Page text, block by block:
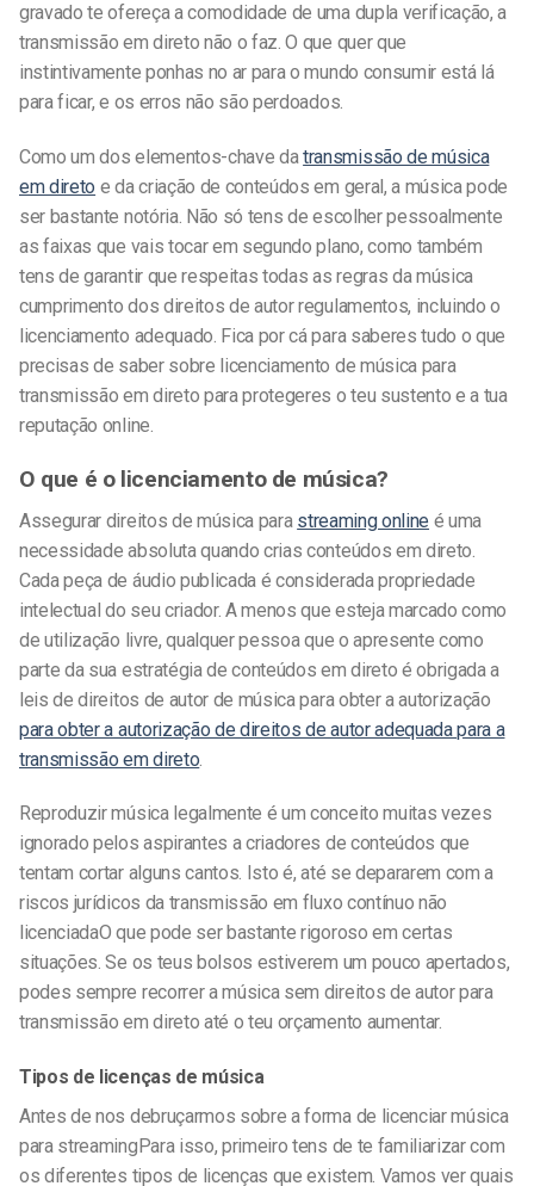
gravado te ofereça a comodidade de uma dupla verificação, a
transmissão em direto não o faz. O que quer que
instintivamente ponhas no ar para o mundo consumir está lá
para ficar, e os erros não são perdoados.
Como um dos elementos-chave datransmissão de música
em direto e da criação de conteúdos em geral, a música pode
ser bastante notória. Não só tens de escolher pessoalmente
as faixas que vais tocar em segundo plano, como também
tens de garantir que respeitas todas as regras da música
cumprimento dos direitos de autorregulamentos, incluindo o
licenciamento adequado. Fica por cá para saberes tudo o que
precisas de saber sobre licenciamento de música para
transmissão em direto para protegeres o teu sustento e a tua
reputação online.
O que é o licenciamento de música?
Assegurar direitos de música para streaming online é uma
necessidade absoluta quando crias conteúdos em direto.
Cada peça de áudio publicada é considerada propriedade
intelectual do seu criador. A menos que esteja marcado como
de utilização livre, qualquer pessoa que o apresente como
parte da sua estratégia de conteúdos em direto é obrigada a
leis de direitos de autor de músicapara obter a autorização
para obter a autorização de direitos de autor adequada para a
transmissão em direto
Reproduzir música legalmente é um conceito muitas vezes
ignorado pelos aspirantes a criadores de conteúdos que
tentam cortar alguns cantos. Isto é, até se depararem com a
riscos jurídicos da transmissão em fluxo contínuo não
licenciadaO que pode ser bastante rigoroso em certas
situações. Se os teus bolsos estiverem um pouco apertados,
podes sempre recorrer amúsica sem direitos de autor para
transmissão em direto até o teu orçamento aumentar.
Tipos de licenças de música
Antes de nos debruçarmos sobre a forma de licenciar música
para streaming Para isso, primeiro tens de te familiarizar com
os diferentes tipos de licenças que existem. Vamos ver quais